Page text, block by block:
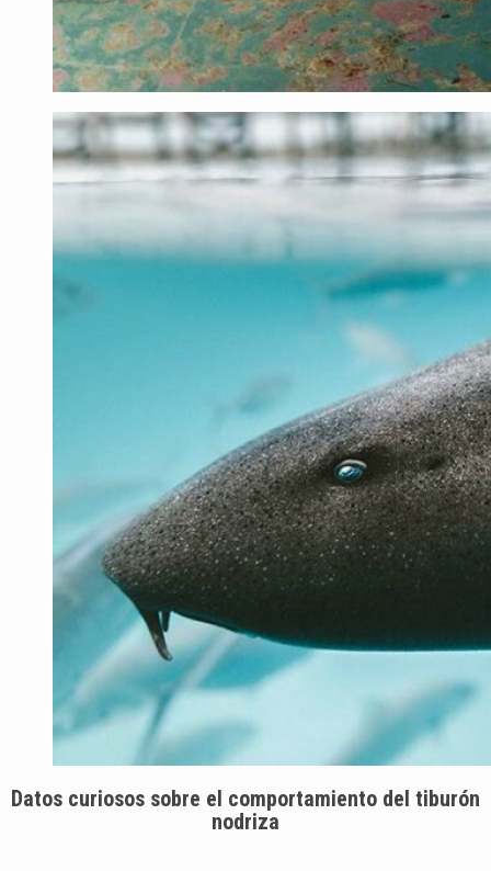
Datos curiosos sobre el comportamiento del tiburón
nodriza